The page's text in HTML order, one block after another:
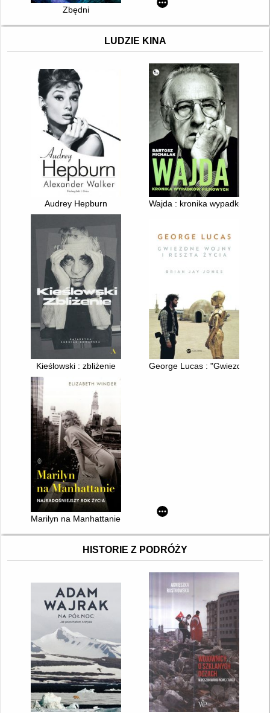
Zbędni
LUDZIE KINA
Audrey Hepburn Wajda : kronika wypadków
Kieślowski : zbliżenie George Lucas : "Gwiezdne
Marilyn na Manhattanie : najradośniejszy rok życia
HISTORIE Z PODRÓŻY